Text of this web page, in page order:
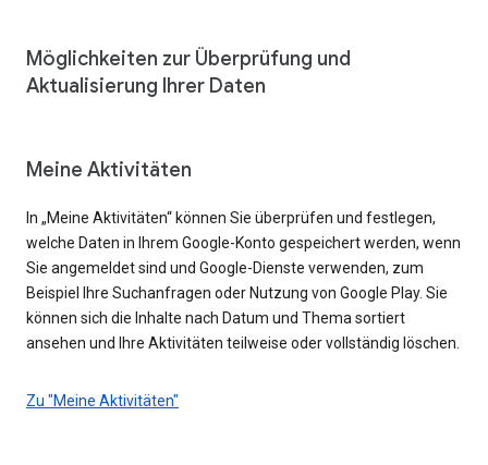
Möglichkeiten zur Überprüfung und
Aktualisierung Ihrer Daten
Meine Aktivitäten
In „Meine Aktivitäten“ können Sie überprüfen und festlegen,
welche Daten in Ihrem Google-Konto gespeichert werden, wenn
Sie angemeldet sind und Google-Dienste verwenden, zum
Beispiel Ihre Suchanfragen oder Nutzung von Google Play. Sie
können sich die Inhalte nach Datum und Thema sortiert
ansehen und Ihre Aktivitäten teilweise oder vollständig löschen.
Zu "Meine Aktivitäten"